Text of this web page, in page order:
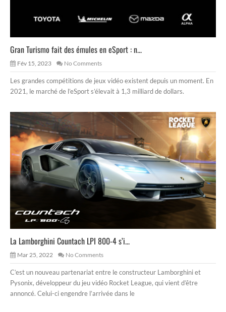
Gran Turismo fait des émules en eSport : n...
Fév 15, 2023 No Comments
Les grandes compétitions de jeux vidéo existent depuis un moment. En
2021, le marché de l’eSport s’élevait à 1,3 milliard de dollars.
La Lamborghini Countach LPI 800-4 s’i...
Mar 25, 2022 No Comments
C’est un nouveau partenariat entre le constructeur Lamborghini et
Pysonix, développeur du jeu vidéo Rocket League, qui vient d’être
annoncé. Celui-ci engendre l’arrivée dans le